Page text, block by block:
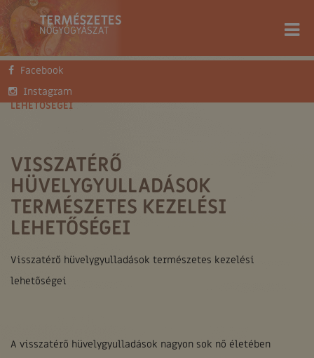
Facebook
Instagram
FŐOLDAL
VISSZATÉRŐ HÜVELYGYULLADÁSOK TERMÉSZETES KEZELÉSI
LEHETŐSÉGEI
VISSZATÉRŐ
HÜVELYGYULLADÁSOK
TERMÉSZETES KEZELÉSI
LEHETŐSÉGEI
Visszatérő hüvelygyulladások természetes kezelési
lehetőségei
A visszatérő hüvelygyulladások nagyon sok nő életében